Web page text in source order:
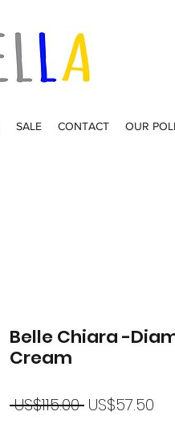
SALE CONTACT OUR
Belle Chiara -
Cream
US$115.00 일
US$57.50